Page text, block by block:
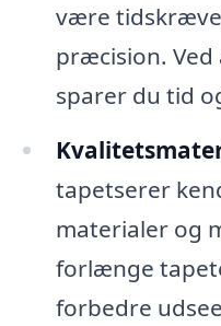
være
præcision. Ved
sparer du tid
tapetserer
materialer og
forlænge
forbedre